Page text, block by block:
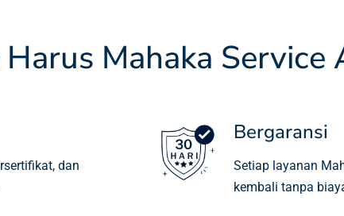
Harus Mahaka Service
dan
Bergaransi
Setiap layanan
kembali tanpa